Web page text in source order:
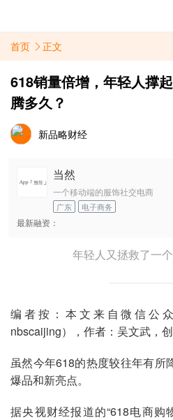
首页 正文
618销量倍增，年轻人撑
腾多久？
新品略财经
当然
一个移动端的服饰社交电商
广东 电子商务
最新融资：
年轻人又拯救了一
编者按：本文来自微信公
nbscaijing），作者：吴文武，创
虽然今年618的热度较往年有所
爆品和新亮点。
据央视财经报道的“618电商购